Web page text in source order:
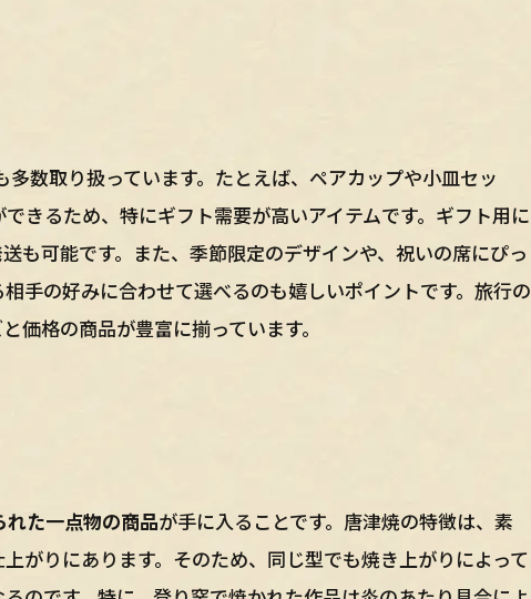
数取り扱っています。たとえば、ペアカップや小皿セッ
きるため、特にギフト需要が高いアイテムです。ギフト用に
も可能です。また、季節限定のデザインや、祝いの席にぴっ
手の好みに合わせて選べるのも嬉しいポイントです。旅行の
価格の商品が豊富に揃っています。
た一点物の商品が手に入ることです。唐津焼の特徴は、素
がりにあります。そのため、同じ型でも焼き上がりによって